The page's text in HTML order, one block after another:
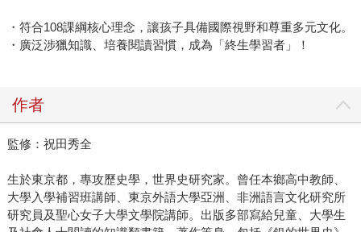
・符合108課綱核心理念，讓孩子具備國際視野和尊重多元文化。
・廣泛涉獵知識、培養閱讀習慣，成為「終生學習者」！
作者
監修：祝田秀全
生於東京都，專攻歷史學，世界史研究家。曾任本鄉高中教師、
大學入學補習班講師、東京外語大學亞洲、非洲語言文化研究所
研究員及聖心女子大學文學院講師。出版多部寫給兒童、大學生